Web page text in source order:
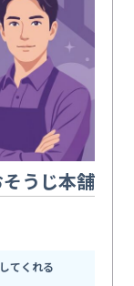
うじ本舗
てくれる